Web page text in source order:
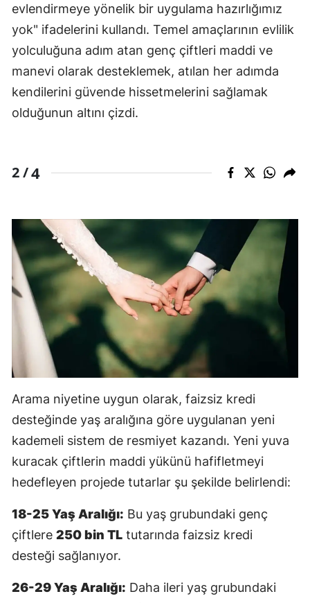
evlendirmeye yönelik bir uygulama hazırlığımız
yok" ifadelerini kullandı. Temel amaçlarının evlilik
yolculuğuna adım atan genç çiftleri maddi ve
manevi olarak desteklemek, atılan her adımda
kendilerini güvende hissetmelerini sağlamak
olduğunun altını çizdi.
2 /4
Arama niyetine uygun olarak, faizsiz kredi
desteğinde yaş aralığına göre uygulanan yeni
kademeli sistem de resmiyet kazandı. Yeni yuva
kuracak çiftlerin maddi yükünü hafifletmeyi
hedefleyen projede tutarlar şu şekilde belirlendi:
18-25 Yaş Aralığı: Bu yaş grubundaki genç
çiftlere 250 bin TL tutarında faizsiz kredi
desteği sağlanıyor.
26-29 Yaş Aralığı: Daha ileri yaş grubundaki